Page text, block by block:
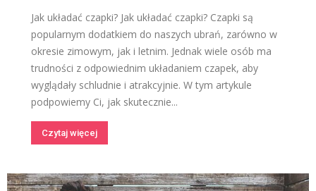
Jak układać czapki? Jak układać czapki? Czapki są
popularnym dodatkiem do naszych ubrań, zarówno w
okresie zimowym, jak i letnim. Jednak wiele osób ma
trudności z odpowiednim układaniem czapek, aby
wyglądały schludnie i atrakcyjnie. W tym artykule
podpowiemy Ci, jak skutecznie...
Czytaj więcej